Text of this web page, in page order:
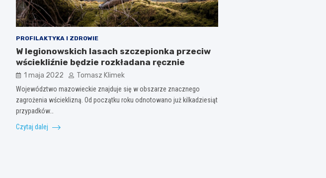
PROFILAKTYKA I ZDROWIE
W legionowskich lasach szczepionka przeciw
wściekliźnie będzie rozkładana ręcznie
1 maja 2022 Tomasz Klimek
Województwo mazowieckie znajduje się w obszarze znacznego
zagrożenia wścieklizną. Od początku roku odnotowano już kilkadziesiąt
przypadków…
Czytaj dalej